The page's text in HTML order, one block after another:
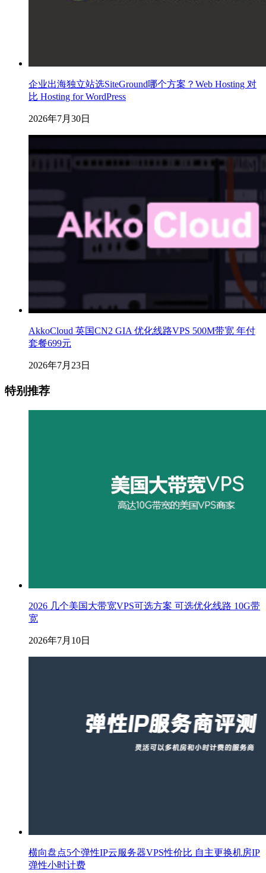
企业出海独立站选SiteGround哪个方案？Web Hosting 对
比 Hosting for WordPress
2026年7月30日
AkkoCloud 英国CN2 GIA 优化线路VPS 500M带宽 年付
套餐699元
2026年7月23日
特别推荐
2026 几个美国大带宽VPS可选方案 可选优化线路 10G带
宽
2026年7月10日
横向盘点5个弹性IP云服务器VPS性价比 自主更换机房IP
弹性小时计费